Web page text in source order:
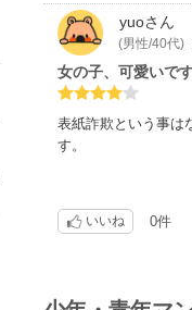
yuoさん
(男性/40代)
女の子、可愛いで
表紙詐欺という事は
す。
いいね 0件